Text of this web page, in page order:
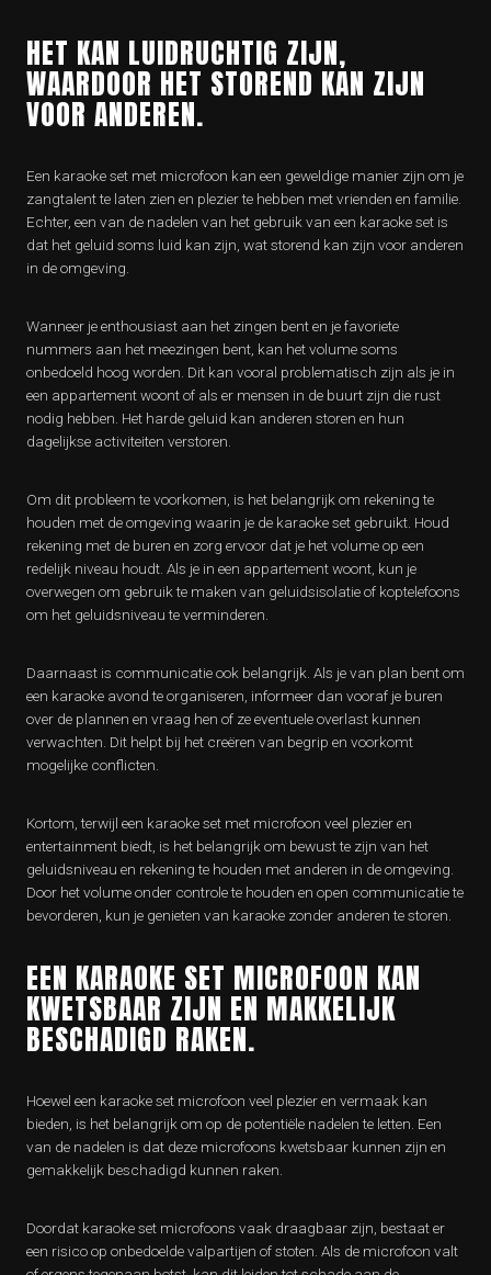
HET KAN LUIDRUCHTIG ZIJN,
WAARDOOR HET STOREND KAN ZIJN
VOOR ANDEREN.
Een karaoke set met microfoon kan een geweldige manier zijn om je
zangtalent te laten zien en plezier te hebben met vrienden en familie.
Echter, een van de nadelen van het gebruik van een karaoke set is
dat het geluid soms luid kan zijn, wat storend kan zijn voor anderen
in de omgeving.
Wanneer je enthousiast aan het zingen bent en je favoriete
nummers aan het meezingen bent, kan het volume soms
onbedoeld hoog worden. Dit kan vooral problematisch zijn als je in
een appartement woont of als er mensen in de buurt zijn die rust
nodig hebben. Het harde geluid kan anderen storen en hun
dagelijkse activiteiten verstoren.
Om dit probleem te voorkomen, is het belangrijk om rekening te
houden met de omgeving waarin je de karaoke set gebruikt. Houd
rekening met de buren en zorg ervoor dat je het volume op een
redelijk niveau houdt. Als je in een appartement woont, kun je
overwegen om gebruik te maken van geluidsisolatie of koptelefoons
om het geluidsniveau te verminderen.
Daarnaast is communicatie ook belangrijk. Als je van plan bent om
een karaoke avond te organiseren, informeer dan vooraf je buren
over de plannen en vraag hen of ze eventuele overlast kunnen
verwachten. Dit helpt bij het creëren van begrip en voorkomt
mogelijke conflicten.
Kortom, terwijl een karaoke set met microfoon veel plezier en
entertainment biedt, is het belangrijk om bewust te zijn van het
geluidsniveau en rekening te houden met anderen in de omgeving.
Door het volume onder controle te houden en open communicatie te
bevorderen, kun je genieten van karaoke zonder anderen te storen.
EEN KARAOKE SET MICROFOON KAN
KWETSBAAR ZIJN EN MAKKELIJK
BESCHADIGD RAKEN.
Hoewel een karaoke set microfoon veel plezier en vermaak kan
bieden, is het belangrijk om op de potentiële nadelen te letten. Een
van de nadelen is dat deze microfoons kwetsbaar kunnen zijn en
gemakkelijk beschadigd kunnen raken.
Doordat karaoke set microfoons vaak draagbaar zijn, bestaat er
een risico op onbedoelde valpartijen of stoten. Als de microfoon valt